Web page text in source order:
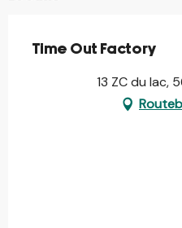
Time Out Factory
13 ZC du lac,